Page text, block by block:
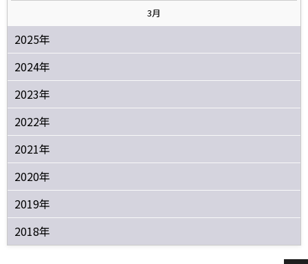
3月
2025年
2024年
2023年
2022年
2021年
2020年
2019年
2018年